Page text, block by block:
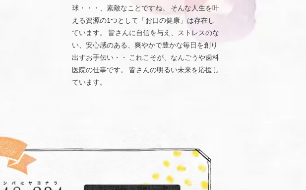
球・・・、素敵なことですね。 そんな人生を叶
える資源の1つとして「お口の健康」は存在し
ています。 皆さんに自信を与え、ストレスのな
い、安心感のある、爽やかで豊かな毎日を創り
出すお手伝い・・ これこそが、なんごうや歯科
医院の仕事です。 皆さんの明るい未来を応援し
ています。